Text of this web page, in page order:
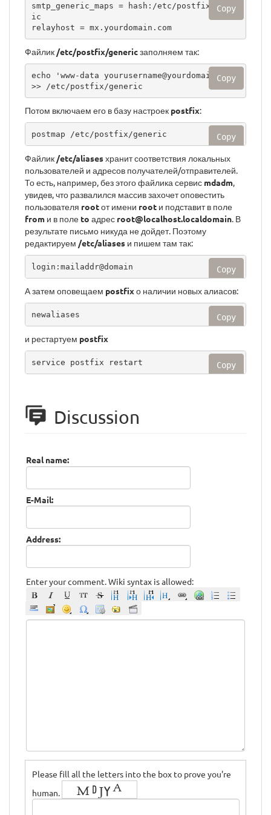
smtp_generic_maps = hash:/etc/postfix/gener
ic
relayhost = mx.yourdomain.com
Copy
Файлик /etc/postfix/genericзаполняем так:
echo 'www-data yourusername@yourdomain.com'
>> /etc/postfix/generic
Copy
Потом включаем его в базу настроек postfix:
postmap /etc/postfix/generic Copy
Файлик /etc/aliasesхранит соответствия локальных
пользователей и адресов получателей/отправителей.
То есть, например, без этого файлика сервис mdadm,
увидев, что развалился массив захочет оповестить
пользователя rootот имени root и подставит в поле
from и в поле to адрес root@localhost.localdomain. В
результате письмо никуда не дойдет. Поэтому
редактируем /etc/aliases и пишем там так:
login:mailaddr@domain Copy
А затем оповещаем postfixо наличии новых алиасов:
newaliases Copy
и рестартуем postfix
service postfix restart Copy
Discussion
Real name:
E-Mail:
Address:
Enter your comment. Wiki syntax is allowed:
Please fill all the letters into the box to prove you're
human.